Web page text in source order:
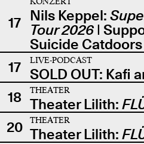
17 Nils Keppel:
Tour 2026|
Suicide Catdoors
17
LIVE-PODCAST
SOLD OUT: Kafi
18
THEATER
Theater Lilith:
20
THEATER
Theater Lilith: